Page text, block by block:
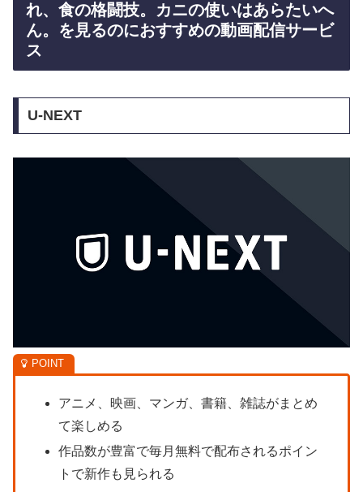
れ、食の格闘技。カニの使いはあらたいへ
ん。を見るのにおすすめの動画配信サービ
ス
U-NEXT
アニメ、映画、マンガ、書籍、雑誌がまとめ
て楽しめる
作品数が豊富で毎月無料で配布されるポイン
トで新作も見られる